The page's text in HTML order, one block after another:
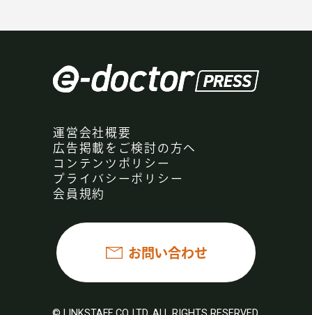
運営会社概要
広告掲載をご検討の方へ
コンテンツポリシー
プライバシーポリシー
会員規約
お問い合わせ